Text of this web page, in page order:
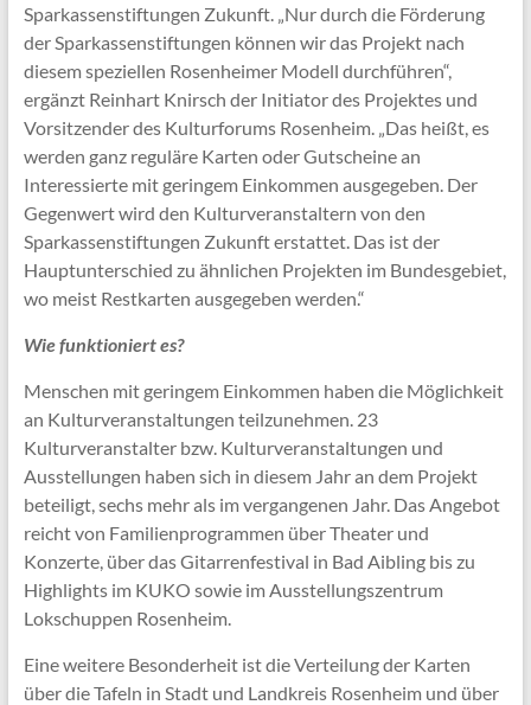
Sparkassenstiftungen Zukunft. „Nur durch die Förderung
der Sparkassenstiftungen können wir das Projekt nach
diesem speziellen Rosenheimer Modell durchführen“,
ergänzt Reinhart Knirsch der Initiator des Projektes und
Vorsitzender des Kulturforums Rosenheim. „Das heißt, es
werden ganz reguläre Karten oder Gutscheine an
Interessierte mit geringem Einkommen ausgegeben. Der
Gegenwert wird den Kulturveranstaltern von den
Sparkassenstiftungen Zukunft erstattet. Das ist der
Hauptunterschied zu ähnlichen Projekten im Bundesgebiet,
wo meist Restkarten ausgegeben werden.“
Wie funktioniert es?
Menschen mit geringem Einkommen haben die Möglichkeit
an Kulturveranstaltungen teilzunehmen. 23
Kulturveranstalter bzw. Kulturveranstaltungen und
Ausstellungen haben sich in diesem Jahr an dem Projekt
beteiligt, sechs mehr als im vergangenen Jahr. Das Angebot
reicht von Familienprogrammen über Theater und
Konzerte, über das Gitarrenfestival in Bad Aibling bis zu
Highlights im KUKO sowie im Ausstellungszentrum
Lokschuppen Rosenheim.
Eine weitere Besonderheit ist die Verteilung der Karten
über die Tafeln in Stadt und Landkreis Rosenheim und über